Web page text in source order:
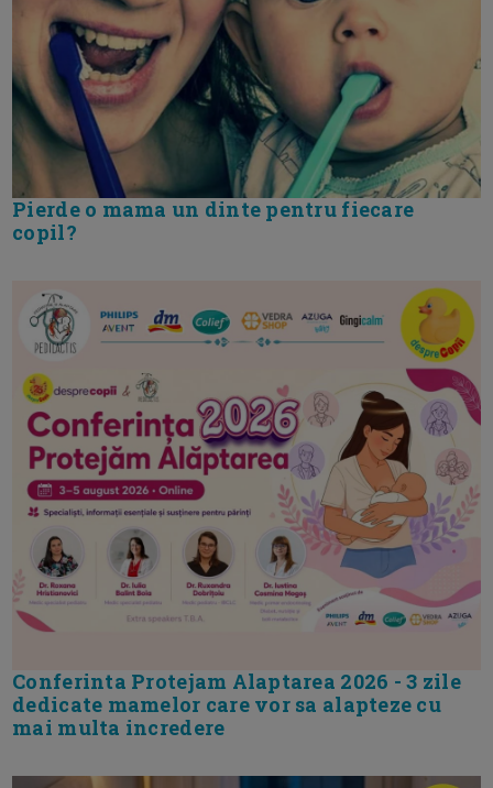
Pierde o mama un dinte pentru fiecare
copil?
Conferinta Protejam Alaptarea 2026 - 3 zile
dedicate mamelor care vor sa alapteze cu
mai multa incredere